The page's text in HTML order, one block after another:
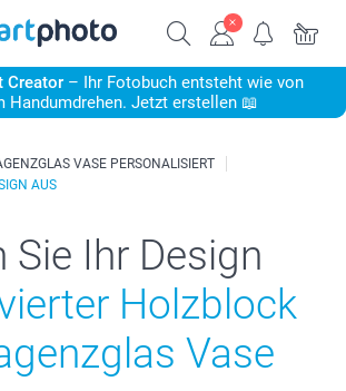
Creator – Ihr Fotobuch entsteht wie von
Handumdrehen. Jetzt erstellen 📖
VASE PERSONALISIERT
AUS
Sie Ihr Design
Holzblock
Vase